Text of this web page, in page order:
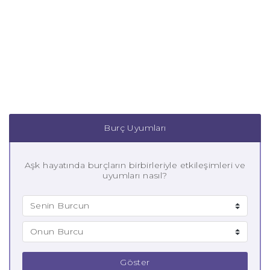
Burç Uyumları
Aşk hayatında burçların birbirleriyle etkileşimleri ve
uyumları nasıl?
Göster